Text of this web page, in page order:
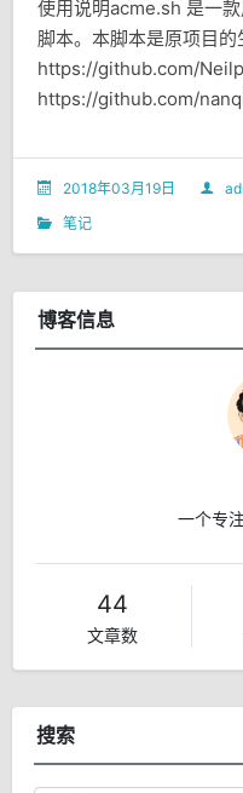
使用说明acme.sh 是一
脚本。本脚本是原项目
https://github.com/
https://github.com/
2018年03月19日
笔记
博客信息
一个专
44
文章数
搜索